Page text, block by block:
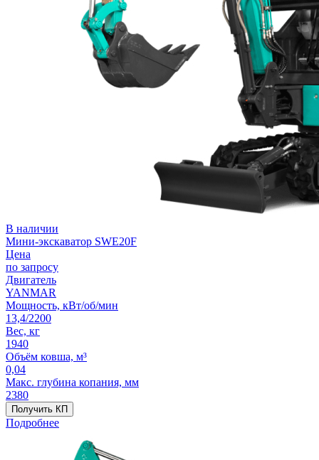
В наличии
Мини-экскаватор SWE20F
Цена
по запросу
Двигатель
YANMAR
Мощность, кВт/об/мин
13,4/2200
Вес, кг
1940
Объём ковша, м³
0,04
Макс. глубина копания, мм
2380
Получить КП
Подробнее